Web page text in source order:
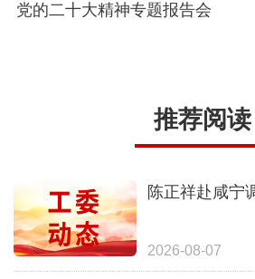
党的二十大精神专题报告会
推荐阅读
陈正祥赴咸宁
2026-08-07